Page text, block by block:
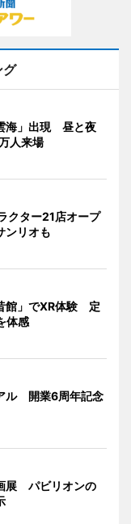
グ
海」出現 昼と夜
人来場
クター21店オープ
ンリオも
館」でXR体験 定
体感
ル 開業6周年記念
展 パビリオンの